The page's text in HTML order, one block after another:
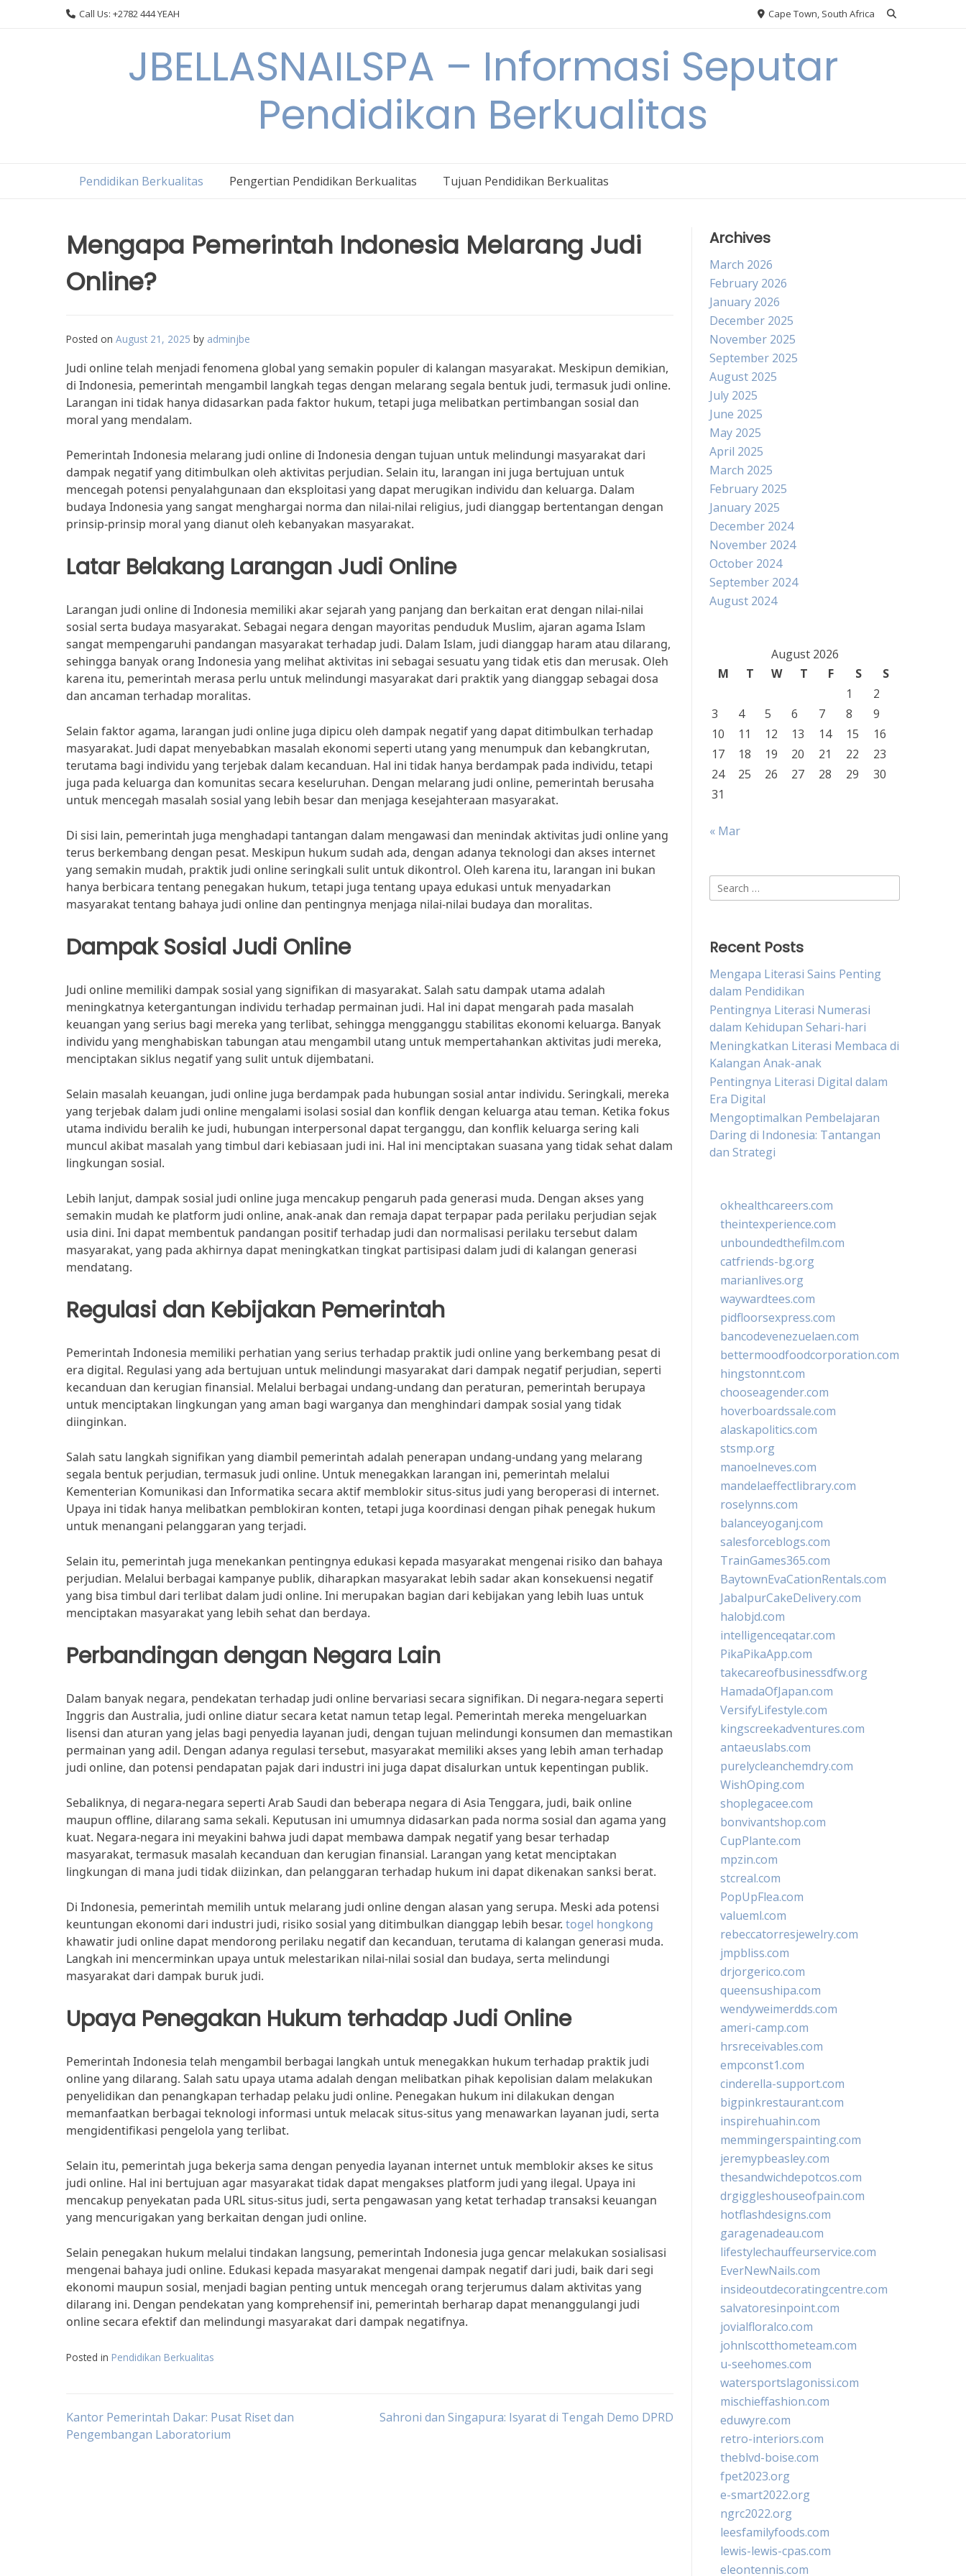
Call Us: +2782 444 YEAH Cape Town, South Africa
JBELLASNAILSPA – Informasi Seputar
Pendidikan Berkualitas
Pendidikan Berkualitas Pengertian Pendidikan Berkualitas Tujuan Pendidikan Berkualitas
Mengapa Pemerintah Indonesia Melarang Judi
Online?
Posted on August 21, 2025 by adminjbe
Judi online telah menjadi fenomena global yang semakin populer di kalangan masyarakat. Meskipun demikian,
di Indonesia, pemerintah mengambil langkah tegas dengan melarang segala bentuk judi, termasuk judi online.
Larangan ini tidak hanya didasarkan pada faktor hukum, tetapi juga melibatkan pertimbangan sosial dan
moral yang mendalam.
Pemerintah Indonesia melarang judi online di Indonesia dengan tujuan untuk melindungi masyarakat dari
dampak negatif yang ditimbulkan oleh aktivitas perjudian. Selain itu, larangan ini juga bertujuan untuk
mencegah potensi penyalahgunaan dan eksploitasi yang dapat merugikan individu dan keluarga. Dalam
budaya Indonesia yang sangat menghargai norma dan nilai-nilai religius, judi dianggap bertentangan dengan
prinsip-prinsip moral yang dianut oleh kebanyakan masyarakat.
Latar Belakang Larangan Judi Online
Larangan judi online di Indonesia memiliki akar sejarah yang panjang dan berkaitan erat dengan nilai-nilai
sosial serta budaya masyarakat. Sebagai negara dengan mayoritas penduduk Muslim, ajaran agama Islam
sangat mempengaruhi pandangan masyarakat terhadap judi. Dalam Islam, judi dianggap haram atau dilarang,
sehingga banyak orang Indonesia yang melihat aktivitas ini sebagai sesuatu yang tidak etis dan merusak. Oleh
karena itu, pemerintah merasa perlu untuk melindungi masyarakat dari praktik yang dianggap sebagai dosa
dan ancaman terhadap moralitas.
Selain faktor agama, larangan judi online juga dipicu oleh dampak negatif yang dapat ditimbulkan terhadap
masyarakat. Judi dapat menyebabkan masalah ekonomi seperti utang yang menumpuk dan kebangkrutan,
terutama bagi individu yang terjebak dalam kecanduan. Hal ini tidak hanya berdampak pada individu, tetapi
juga pada keluarga dan komunitas secara keseluruhan. Dengan melarang judi online, pemerintah berusaha
untuk mencegah masalah sosial yang lebih besar dan menjaga kesejahteraan masyarakat.
Di sisi lain, pemerintah juga menghadapi tantangan dalam mengawasi dan menindak aktivitas judi online yang
terus berkembang dengan pesat. Meskipun hukum sudah ada, dengan adanya teknologi dan akses internet
yang semakin mudah, praktik judi online seringkali sulit untuk dikontrol. Oleh karena itu, larangan ini bukan
hanya berbicara tentang penegakan hukum, tetapi juga tentang upaya edukasi untuk menyadarkan
masyarakat tentang bahaya judi online dan pentingnya menjaga nilai-nilai budaya dan moralitas.
Dampak Sosial Judi Online
Judi online memiliki dampak sosial yang signifikan di masyarakat. Salah satu dampak utama adalah
meningkatnya ketergantungan individu terhadap permainan judi. Hal ini dapat mengarah pada masalah
keuangan yang serius bagi mereka yang terlibat, sehingga mengganggu stabilitas ekonomi keluarga. Banyak
individu yang menghabiskan tabungan atau mengambil utang untuk mempertahankan aktivitas judi mereka,
menciptakan siklus negatif yang sulit untuk dijembatani.
Selain masalah keuangan, judi online juga berdampak pada hubungan sosial antar individu. Seringkali, mereka
yang terjebak dalam judi online mengalami isolasi sosial dan konflik dengan keluarga atau teman. Ketika fokus
utama individu beralih ke judi, hubungan interpersonal dapat terganggu, dan konflik keluarga sering kali
muncul akibat masalah yang timbul dari kebiasaan judi ini. Hal ini menciptakan suasana yang tidak sehat dalam
lingkungan sosial.
Lebih lanjut, dampak sosial judi online juga mencakup pengaruh pada generasi muda. Dengan akses yang
semakin mudah ke platform judi online, anak-anak dan remaja dapat terpapar pada perilaku perjudian sejak
usia dini. Ini dapat membentuk pandangan positif terhadap judi dan normalisasi perilaku tersebut dalam
masyarakat, yang pada akhirnya dapat meningkatkan tingkat partisipasi dalam judi di kalangan generasi
mendatang.
Regulasi dan Kebijakan Pemerintah
Pemerintah Indonesia memiliki perhatian yang serius terhadap praktik judi online yang berkembang pesat di
era digital. Regulasi yang ada bertujuan untuk melindungi masyarakat dari dampak negatif perjudian, seperti
kecanduan dan kerugian finansial. Melalui berbagai undang-undang dan peraturan, pemerintah berupaya
untuk menciptakan lingkungan yang aman bagi warganya dan menghindari dampak sosial yang tidak
diinginkan.
Salah satu langkah signifikan yang diambil pemerintah adalah penerapan undang-undang yang melarang
segala bentuk perjudian, termasuk judi online. Untuk menegakkan larangan ini, pemerintah melalui
Kementerian Komunikasi dan Informatika secara aktif memblokir situs-situs judi yang beroperasi di internet.
Upaya ini tidak hanya melibatkan pemblokiran konten, tetapi juga koordinasi dengan pihak penegak hukum
untuk menangani pelanggaran yang terjadi.
Selain itu, pemerintah juga menekankan pentingnya edukasi kepada masyarakat mengenai risiko dan bahaya
perjudian. Melalui berbagai kampanye publik, diharapkan masyarakat lebih sadar akan konsekuensi negatif
yang bisa timbul dari terlibat dalam judi online. Ini merupakan bagian dari kebijakan yang lebih luas untuk
menciptakan masyarakat yang lebih sehat dan berdaya.
Perbandingan dengan Negara Lain
Dalam banyak negara, pendekatan terhadap judi online bervariasi secara signifikan. Di negara-negara seperti
Inggris dan Australia, judi online diatur secara ketat namun tetap legal. Pemerintah mereka mengeluarkan
lisensi dan aturan yang jelas bagi penyedia layanan judi, dengan tujuan melindungi konsumen dan memastikan
permainan yang adil. Dengan adanya regulasi tersebut, masyarakat memiliki akses yang lebih aman terhadap
judi online, dan potensi pendapatan pajak dari industri ini juga dapat disalurkan untuk kepentingan publik.
Sebaliknya, di negara-negara seperti Arab Saudi dan beberapa negara di Asia Tenggara, judi, baik online
maupun offline, dilarang sama sekali. Keputusan ini umumnya didasarkan pada norma sosial dan agama yang
kuat. Negara-negara ini meyakini bahwa judi dapat membawa dampak negatif yang besar terhadap
masyarakat, termasuk masalah kecanduan dan kerugian finansial. Larangan yang ketat menciptakan
lingkungan di mana judi tidak diizinkan, dan pelanggaran terhadap hukum ini dapat dikenakan sanksi berat.
Di Indonesia, pemerintah memilih untuk melarang judi online dengan alasan yang serupa. Meski ada potensi
keuntungan ekonomi dari industri judi, risiko sosial yang ditimbulkan dianggap lebih besar. togel hongkong
khawatir judi online dapat mendorong perilaku negatif dan kecanduan, terutama di kalangan generasi muda.
Langkah ini mencerminkan upaya untuk melestarikan nilai-nilai sosial dan budaya, serta melindungi
masyarakat dari dampak buruk judi.
Upaya Penegakan Hukum terhadap Judi Online
Pemerintah Indonesia telah mengambil berbagai langkah untuk menegakkan hukum terhadap praktik judi
online yang dilarang. Salah satu upaya utama adalah dengan melibatkan pihak kepolisian dalam melakukan
penyelidikan dan penangkapan terhadap pelaku judi online. Penegakan hukum ini dilakukan dengan
memanfaatkan berbagai teknologi informasi untuk melacak situs-situs yang menawarkan layanan judi, serta
mengidentifikasi pengelola yang terlibat.
Selain itu, pemerintah juga bekerja sama dengan penyedia layanan internet untuk memblokir akses ke situs
judi online. Hal ini bertujuan agar masyarakat tidak dapat mengakses platform judi yang ilegal. Upaya ini
mencakup penyekatan pada URL situs-situs judi, serta pengawasan yang ketat terhadap transaksi keuangan
yang mencurigakan yang berkaitan dengan judi online.
Selain penegakan hukum melalui tindakan langsung, pemerintah Indonesia juga gencar melakukan sosialisasi
mengenai bahaya judi online. Edukasi kepada masyarakat mengenai dampak negatif dari judi, baik dari segi
ekonomi maupun sosial, menjadi bagian penting untuk mencegah orang terjerumus dalam aktivitas yang
dilarang ini. Dengan pendekatan yang komprehensif ini, pemerintah berharap dapat menanggulangi judi
online secara efektif dan melindungi masyarakat dari dampak negatifnya.
Posted in Pendidikan Berkualitas
Post
Kantor Pemerintah Dakar: Pusat Riset dan
Pengembangan Laboratorium
Sahroni dan Singapura: Isyarat di Tengah Demo DPRD
Archives
March 2026
February 2026
January 2026
December 2025
November 2025
September 2025
August 2025
July 2025
June 2025
May 2025
April 2025
March 2025
February 2025
January 2025
December 2024
November 2024
October 2024
September 2024
August 2024
August 2026
M
T W T F S
S
1
2
3
4 5 6 7 8
9
10
11 12 13 14 15
16
17
18 19 20 21 22
23
24
25 26 27 28 29
30
31
« Mar
Search
for:
Recent Posts
Mengapa Literasi Sains Penting
dalam Pendidikan
Pentingnya Literasi Numerasi
dalam Kehidupan Sehari-hari
Meningkatkan Literasi Membaca di
Kalangan Anak-anak
Pentingnya Literasi Digital dalam
Era Digital
Mengoptimalkan Pembelajaran
Daring di Indonesia: Tantangan
dan Strategi
okhealthcareers.com
theintexperience.com
unboundedthefilm.com
catfriends-bg.org
marianlives.org
waywardtees.com
pidfloorsexpress.com
bancodevenezuelaen.com
bettermoodfoodcorporation.com
hingstonnt.com
chooseagender.com
hoverboardssale.com
alaskapolitics.com
stsmp.org
manoelneves.com
mandelaeffectlibrary.com
roselynns.com
balanceyoganj.com
salesforceblogs.com
TrainGames365.com
BaytownEvaCationRentals.com
JabalpurCakeDelivery.com
halobjd.com
intelligenceqatar.com
PikaPikaApp.com
takecareofbusinessdfw.org
HamadaOfJapan.com
VersifyLifestyle.com
kingscreekadventures.com
antaeuslabs.com
purelycleanchemdry.com
WishOping.com
shoplegacee.com
bonvivantshop.com
CupPlante.com
mpzin.com
stcreal.com
PopUpFlea.com
valueml.com
rebeccatorresjewelry.com
jmpbliss.com
drjorgerico.com
queensushipa.com
wendyweimerdds.com
ameri-camp.com
hrsreceivables.com
empconst1.com
cinderella-support.com
bigpinkrestaurant.com
inspirehuahin.com
memmingerspainting.com
jeremypbeasley.com
thesandwichdepotcos.com
drgiggleshouseofpain.com
hotflashdesigns.com
garagenadeau.com
lifestylechauffeurservice.com
EverNewNails.com
insideoutdecoratingcentre.com
salvatoresinpoint.com
jovialfloralco.com
johnlscotthometeam.com
u-seehomes.com
watersportslagonissi.com
mischieffashion.com
eduwyre.com
retro-interiors.com
theblvd-boise.com
fpet2023.org
e-smart2022.org
ngrc2022.org
leesfamilyfoods.com
lewis-lewis-cpas.com
eleontennis.com